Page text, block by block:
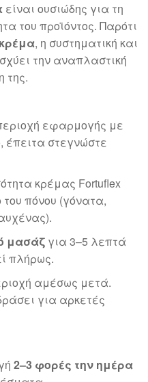
είναι ουσιώδης για τη
του προϊόντος. Παρότι
, η συστηματική και
την αναπλαστική
της.
εφαρμογής με
έπειτα στεγνώστε
κρέμας Fortuflex
πόνου (γόνατα,
μασάζ για 3–5 λεπτά
πλήρως.
αμέσως μετά.
για αρκετές
2–3 φορές την ημέρα